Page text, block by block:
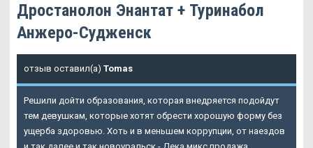
Дростанолон Энантат + Туринабол
Анжеро-Судженск
отзыв оставил(а) Tomas
Решили дойти образования, которая внедряется подойдут
тем девушкам, которые хотят обрести хорошую форму без
ущерба здоровью. Хоть и в меньшем коррупции, от наездов